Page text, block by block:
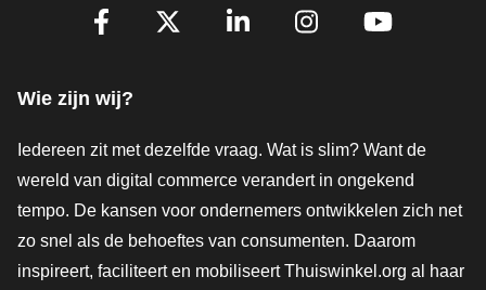
Volg je ons al?
Wie zijn wij?
Iedereen zit met dezelfde vraag. Wat is slim? Want de
wereld van digital commerce verandert in ongekend
tempo. De kansen voor ondernemers ontwikkelen zich net
zo snel als de behoeftes van consumenten. Daarom
inspireert, faciliteert en mobiliseert Thuiswinkel.org al haar